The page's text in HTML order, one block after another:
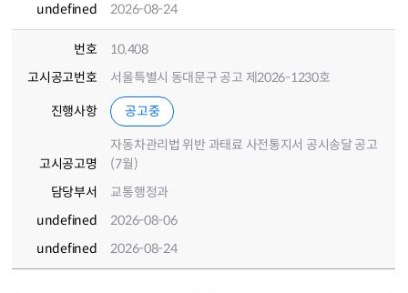
undefined
2026-08-24
번호
10,408
고시공고번호
서울특별시 동대문구 공고 제2026-1230호
진행사항 공고중
고시공고명
자동차관리법 위반 과태료 사전통지서 공시송달 공고
(7월)
담당부서
교통행정과
undefined
2026-08-06
undefined
2026-08-24